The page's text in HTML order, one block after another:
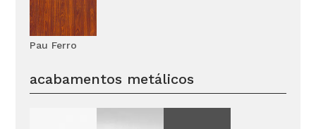
Pau Ferro
acabamentos metálicos